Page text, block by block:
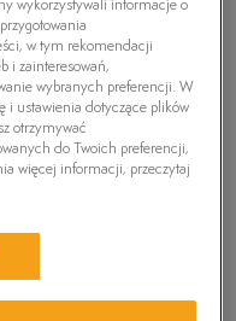
RIVER
wykorzystywali informacje o
w tym rekomendacji
i zainteresowań,
wybranych preferencji. W
i ustawienia dotyczące plików
otrzymywać
do Twoich preferencji,
więcej informacji, przeczytaj